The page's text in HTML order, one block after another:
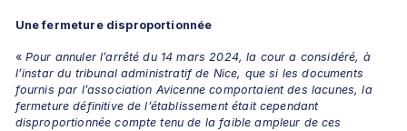
Une fermeture disproportionnée
« Pour annuler l’arrêté du 14 mars 2024, la cour a considéré, à
l’instar du tribunal administratif de Nice, que si les documents
fournis par l’association Avicenne comportaient des lacunes, la
fermeture définitive de l’établissement était cependant
disproportionnée compte tenu de la faible ampleur de ces